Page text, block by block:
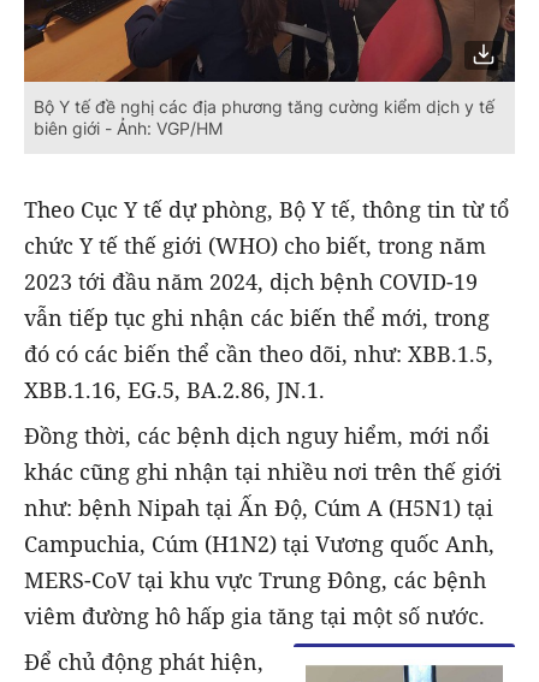
Bộ Y tế đề nghị các địa phương tăng cường kiểm dịch y tế
biên giới - Ảnh: VGP/HM
Theo Cục Y tế dự phòng, Bộ Y tế, thông tin từ tổ
chức Y tế thế giới (WHO) cho biết, trong năm
2023 tới đầu năm 2024, dịch bệnh COVID-19
vẫn tiếp tục ghi nhận các biến thể mới, trong
đó có các biến thể cần theo dõi, như: XBB.1.5,
XBB.1.16, EG.5, BA.2.86, JN.1.
Đồng thời, các bệnh dịch nguy hiểm, mới nổi
khác cũng ghi nhận tại nhiều nơi trên thế giới
như: bệnh Nipah tại Ấn Độ, Cúm A (H5N1) tại
Campuchia, Cúm (H1N2) tại Vương quốc Anh,
MERS-CoV tại khu vực Trung Đông, các bệnh
viêm đường hô hấp gia tăng tại một số nước.
Để chủ động phát hiện,